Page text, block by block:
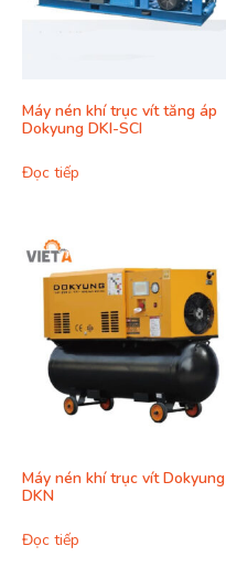
Máy nén khí trục vít tăng áp
Dokyung DKI-SCI
Đọc tiếp
Máy nén khí trục vít Dokyung
DKN
Đọc tiếp